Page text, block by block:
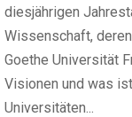
diesjährigen
Wissenschaft,
Goethe Universität
Visionen und was
Universitäten...